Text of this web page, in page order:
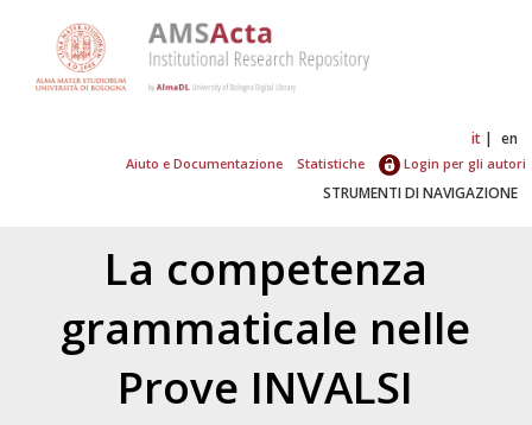
it en
Aiuto e Documentazione Statistiche Login per gli autori
STRUMENTI DI NAVIGAZIONE
La competenza
grammaticale nelle
Prove INVALSI